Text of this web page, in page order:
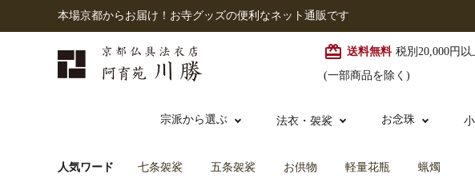
本場京都からお届け！お寺グッズの便利なネット通販です
card_giftcard 送料無料 税別20,000円
(一部商品を除く)
宗派から選ぶ
本願寺派（西） 大谷派（東）
法衣・袈裟 お念珠
人気ワード 七条袈裟 五条袈裟 お供物 軽量花瓶 蝋燭